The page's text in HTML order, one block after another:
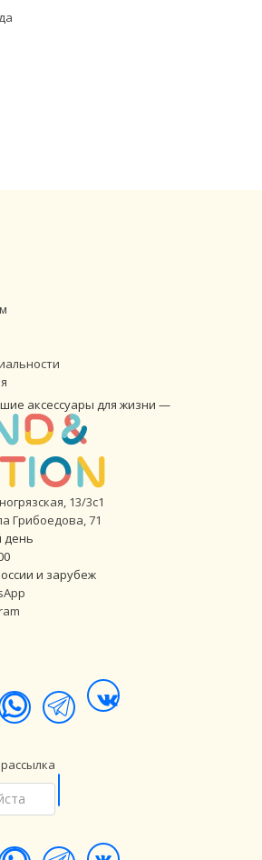
аксессуары для жизни —
13/3с1
Грибоедова, 71
день
и зарубеж